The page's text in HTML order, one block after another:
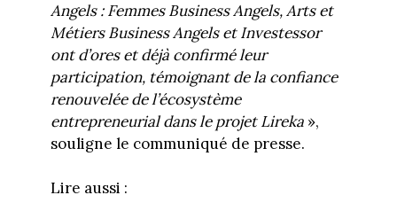
Angels : Femmes Business Angels, Arts et
Métiers Business Angels et Investessor
ont d’ores et déjà confirmé leur
participation, témoignant de la confiance
renouvelée de l’écosystème
entrepreneurial dans le projet Lireka»,
souligne le communiqué de presse.
Lire aussi :